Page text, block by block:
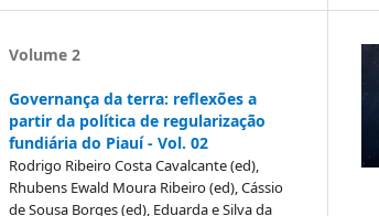
Volume 2
Governança da terra: reflexões a
partir da política de regularização
fundiária do Piauí - Vol. 02
Rodrigo Ribeiro Costa Cavalcante (ed),
Rhubens Ewald Moura Ribeiro (ed), Cássio
de Sousa Borges (ed), Eduarda e Silva da